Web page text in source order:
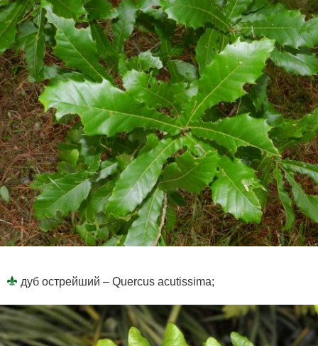
дуб острейший – Quercus acutissima;